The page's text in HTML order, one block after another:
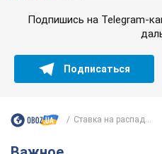
Подпишись на Telegram-
Подписаться
Ставка на распад...